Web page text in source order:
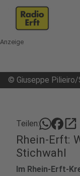
Anzeige
© Giuseppe
Teilen: open_in_new
Rhein-Erft:
Stichwahl
Im Rhein-Erft-